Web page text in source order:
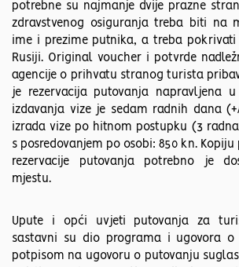
potrebne su najmanje dvije prazne
zdravstvenog osiguranja treba biti na
ime i prezime putnika, a treba
Rusiji. Original voucher i potvrde
agencije o prihvatu stranog turista
je rezervacija putovanja napravljena u
izdavanja vize je sedam radnih dana
izrada vize po hitnom postupku (3
s posredovanjem po osobi: 850 kn.
rezervacije putovanja potrebno je
mjestu.
Upute i opći uvjeti putovanja za
sastavni su dio programa i ugovora o
potpisom na ugovoru o putovanju